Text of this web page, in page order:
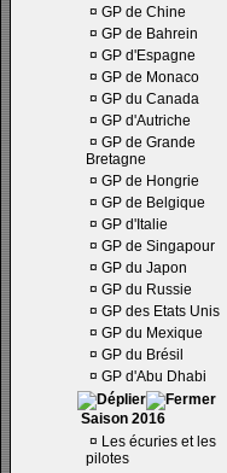
¤ GP de Chine
¤ GP de Bahrein
¤ GP d'Espagne
¤ GP de Monaco
¤ GP du Canada
¤ GP d'Autriche
¤ GP de Grande
Bretagne
¤ GP de Hongrie
¤ GP de Belgique
¤ GP d'Italie
¤ GP de Singapour
¤ GP du Japon
¤ GP du Russie
¤ GP des Etats Unis
¤ GP du Mexique
¤ GP du Brésil
¤ GP d'Abu Dhabi
Saison 2016
¤ Les écuries et les
pilotes